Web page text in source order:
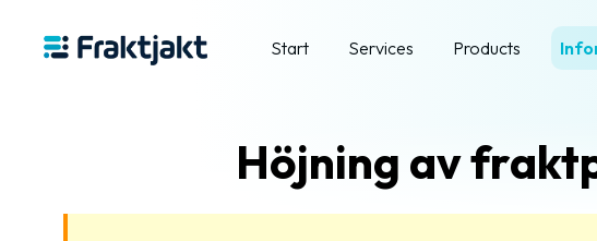
Start Services Products
Höjning av